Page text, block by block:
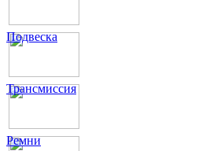
Подвеска
Трансмиссия
Ремни